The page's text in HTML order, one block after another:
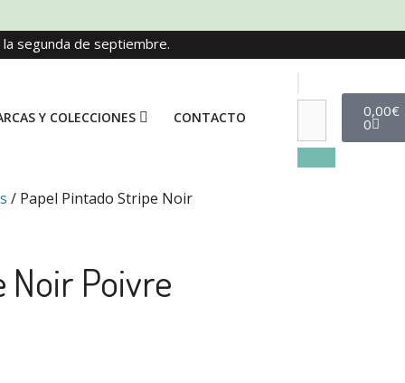
segunda de septiembre.
Y COLECCIONES CONTACTO 0,00€
0
/ Papel Pintado Stripe Noir
Noir Poivre